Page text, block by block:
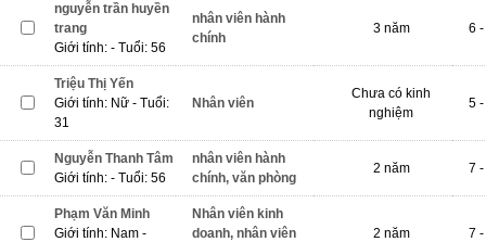
nguyễn trần huyền
trang
Giới tính: - Tuổi: 56
nhân viên hành
chính
3 năm 6
Triệu Thị Yến
Giới tính: Nữ - Tuổi:
31
Nhân viên
Chưa có kinh
nghiệm
5
Nguyễn Thanh Tâm
Giới tính: - Tuổi: 56
nhân viên hành
chính, văn phòng
2 năm 7
Phạm Văn Minh
Giới tính: Nam -
Nhân viên kinh
doanh, nhân viên
2 năm 7